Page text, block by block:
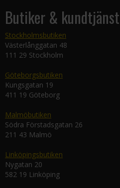
Butiker & kundtjänst
Stockholmsbutiken
Västerlånggatan 48
111 29 Stockholm
Göteborgsbutiken
Kungsgatan 19
411 19 Göteborg
Malmöbutiken
Södra Förstadsgatan 26
211 43 Malmö
Linköpingsbutiken
Nygatan 20
582 19 Linköping